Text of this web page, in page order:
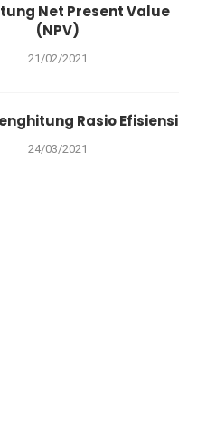
Net Present Value
(NPV)
21/02/2021
Rasio Efisiensi
24/03/2021